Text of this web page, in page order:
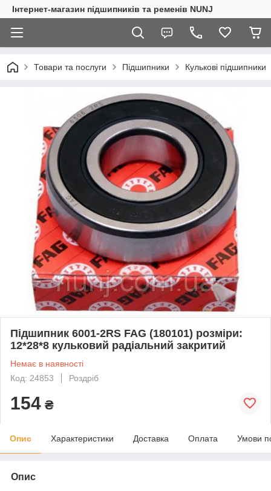
Інтернет-магазин підшипників та ременів NUNJ
Товари та послуги Підшипники Кулькові підшипники
Підшипник 6001-2RS FAG (180101) розміри:
12*28*8 кульковий радіальний закритий
Немає в наявності
Код: 24853
Роздріб
154 ₴
Опис Характеристики Доставка Оплата Умови
Опис